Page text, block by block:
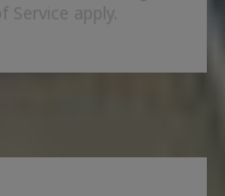
Service apply.